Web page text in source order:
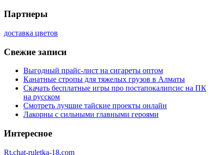
Партнеры
доставка цветов
Свежие записи
Выгодный прайс-лист на сигареты оптом
Канатные стропы для тяжелых грузов в Алматы
Скачать бесплатные игры про постапокалипсис на ПК
на русском
Смотреть лучшие тайские проекты онлайн
Лакорны с сильными главными героями
Интересное
Rt.chat-ruletka-18.com